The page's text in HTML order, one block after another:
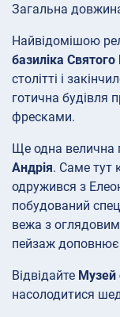
Загальна
Найвідомішою
базиліка
столітті і
готична будівля
фресками.
Ще одна велична
Андрія. Саме тут
одружився з
побудований
вежа з
пейзаж
Відвідайте Музей
насолодитися